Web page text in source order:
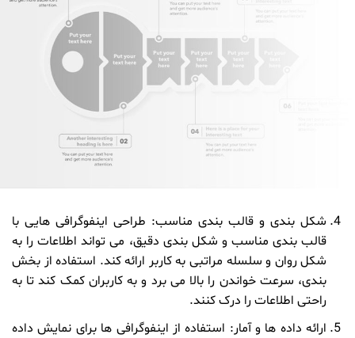
شکل بندی و قالب بندی مناسب: طراحی اینفوگرافی هایی با
قالب بندی مناسب و شکل بندی دقیق، می تواند اطلاعات را به
شکل روان و سلسله مراتبی به کاربر ارائه کند. استفاده از بخش
بندی، سرعت خواندن را بالا می برد و به کاربران کمک کند تا به
راحتی اطلاعات را درک کنند.
ارائه داده ها و آمار: استفاده از اینفوگرافی ها برای نمایش داده